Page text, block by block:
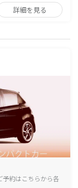
詳細を見る
予約はこちらから各